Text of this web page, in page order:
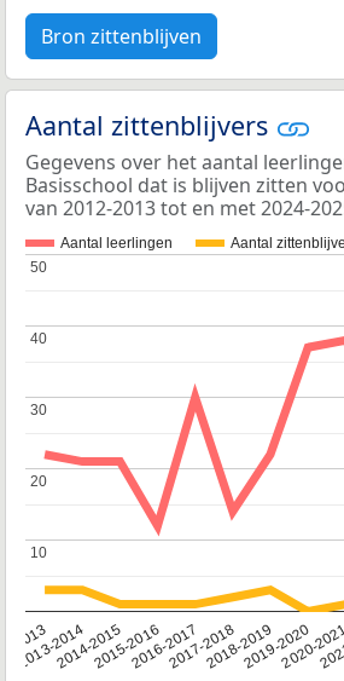
Bron zittenblijven
Aantal zittenblijvers
Gegevens over het aantal
Basisschool dat is blijven zitten
van 2012-2013 tot en met 2024-
Aantal leerlingen Aantal
2013
2013-2014
2014-20152015-20162016-20172017-20182018-20192019-2020
2020-
10
10
20
20
30
30
40
40
50
50